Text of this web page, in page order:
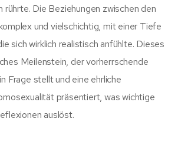
rührte. Die Beziehungen zwischen den
und vielschichtig, mit einer Tiefe
sich wirklich realistisch anfühlte. Dieses
Meilenstein, der vorherrschende
Frage stellt und eine ehrliche
präsentiert, was wichtige
auslöst.